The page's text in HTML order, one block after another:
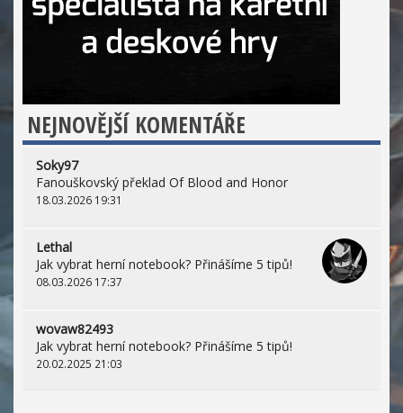
NEJNOVĚJŠÍ KOMENTÁŘE
Soky97
Fanouškovský překlad Of Blood and Honor
18.03.2026 19:31
Lethal
Jak vybrat herní notebook? Přinášíme 5 tipů!
08.03.2026 17:37
wovaw82493
Jak vybrat herní notebook? Přinášíme 5 tipů!
20.02.2025 21:03